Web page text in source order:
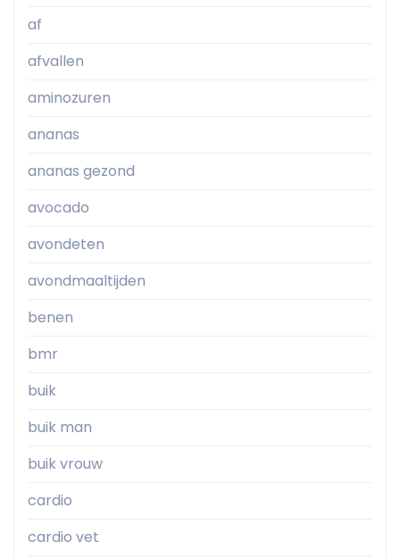
af
afvallen
aminozuren
ananas
ananas gezond
avocado
avondeten
avondmaaltijden
benen
bmr
buik
buik man
buik vrouw
cardio
cardio vet